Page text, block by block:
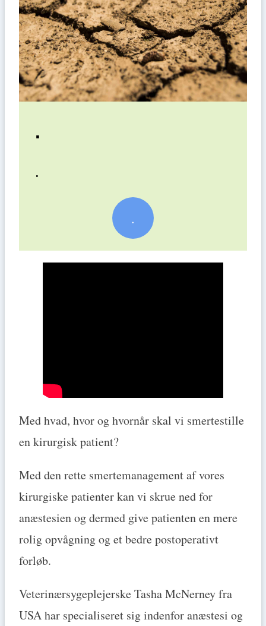
.
.
.
Med hvad, hvor og hvornår skal vi smertestille
en kirurgisk patient?
Med den rette smertemanagement af vores
kirurgiske patienter kan vi skrue ned for
anæstesien og dermed give patienten en mere
rolig opvågning og et bedre postoperativt
forløb.
Veterinærsygeplejerske Tasha McNerney fra
USA har specialiseret sig indenfor anæstesi og